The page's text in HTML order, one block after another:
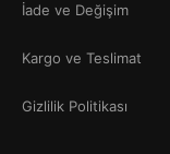
İade ve Değişim
Kargo ve Teslimat
Gizlilik Politikası